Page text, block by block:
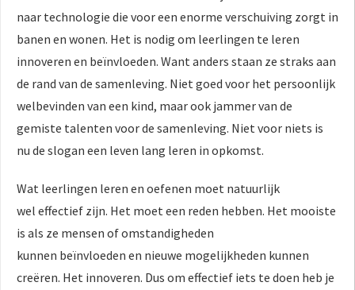
naar technologie die voor een enorme verschuiving zorgt in
banen en wonen. Het is nodig om leerlingen te leren
innoveren en beïnvloeden. Want anders staan ze straks aan
de rand van de samenleving. Niet goed voor het persoonlijk
welbevinden van een kind, maar ook jammer van de
gemiste talenten voor de samenleving. Niet voor niets is
nu de slogan een leven lang leren in opkomst.
Wat leerlingen leren en oefenen moet natuurlijk
wel effectief zijn. Het moet een reden hebben. Het mooiste
is als ze mensen of omstandigheden
kunnen beïnvloeden en nieuwe mogelijkheden kunnen
creëren. Het innoveren. Dus om effectief iets te doen heb je